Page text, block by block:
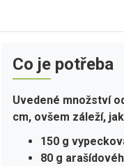
Co je potřeba
Uvedené množství
cm, ovšem záleží,
150 g
80 g